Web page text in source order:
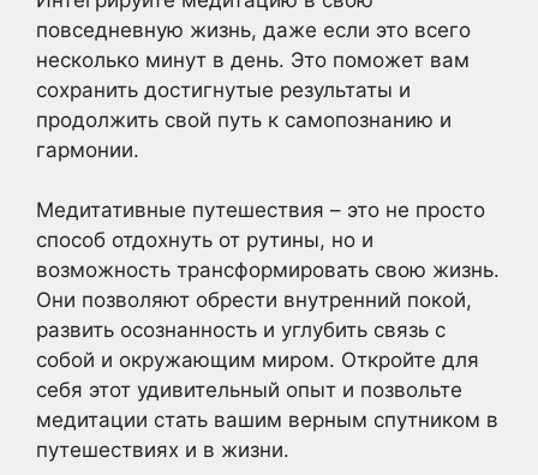
повседневную жизнь, даже если это всего
несколько минут в день. Это поможет вам
сохранить достигнутые результаты и
продолжить свой путь к самопознанию и
гармонии.
Медитативные путешествия – это не просто
способ отдохнуть от рутины, но и
возможность трансформировать свою жизнь.
Они позволяют обрести внутренний покой,
развить осознанность и углубить связь с
собой и окружающим миром. Откройте для
себя этот удивительный опыт и позвольте
медитации стать вашим верным спутником в
путешествиях и в жизни.